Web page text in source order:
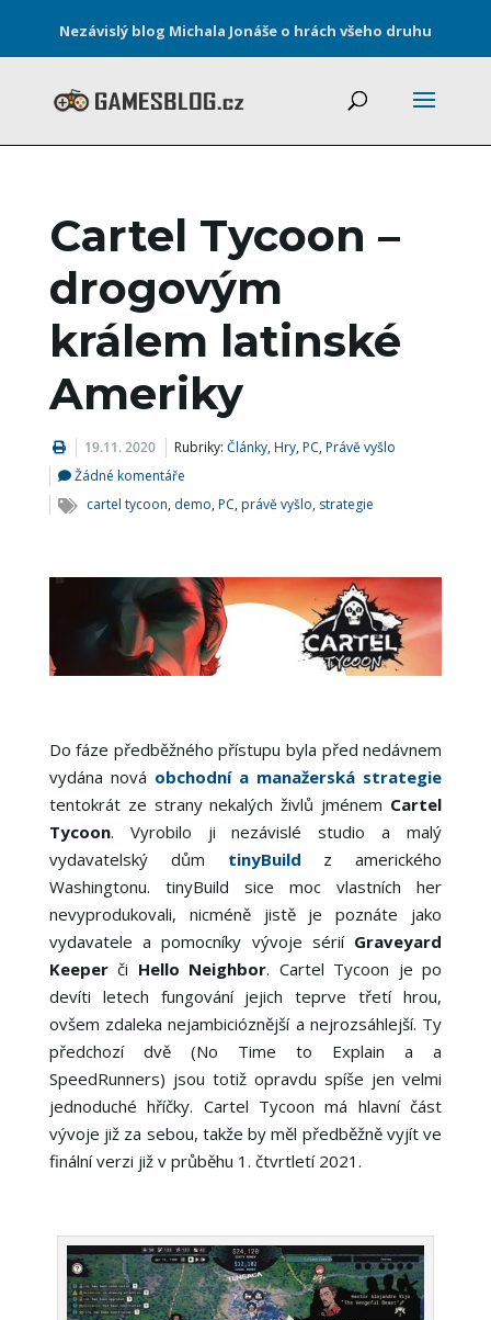
Nezávislý blog Michala Jonáše o hrách všeho druhu
Cartel Tycoon –
drogovým
králem latinské
Ameriky
19.11. 2020 Rubriky: Články,Hry,PC,Právě vyšlo
Žádné komentáře
cartel tycoon, demo,PC,právě vyšlo, strategie
Do fáze předběžného přístupu byla před nedávnem
vydána nová obchodní a manažerská strategie
tentokrát ze strany nekalých živlů jménem Cartel
Tycoon. Vyrobilo ji nezávislé studio a malý
vydavatelský dům tinyBuild
z amerického
Washingtonu. tinyBuild sice moc vlastních her
nevyprodukovali, nicméně jistě je poznáte jako
vydavatele a pomocníky vývoje sérií Graveyard
Keeperči Hello Neighbor. Cartel Tycoon je po
devíti letech fungování jejich teprve třetí hrou,
ovšem zdaleka nejambicióznější a nejrozsáhlejší. Ty
předchozí dvě (No Time to Explain a a
SpeedRunners) jsou totiž opravdu spíše jen velmi
jednoduché hříčky. Cartel Tycoon má hlavní část
vývoje již za sebou, takže by měl předběžně vyjít ve
finální verzi již v průběhu 1. čtvrtletí 2021.